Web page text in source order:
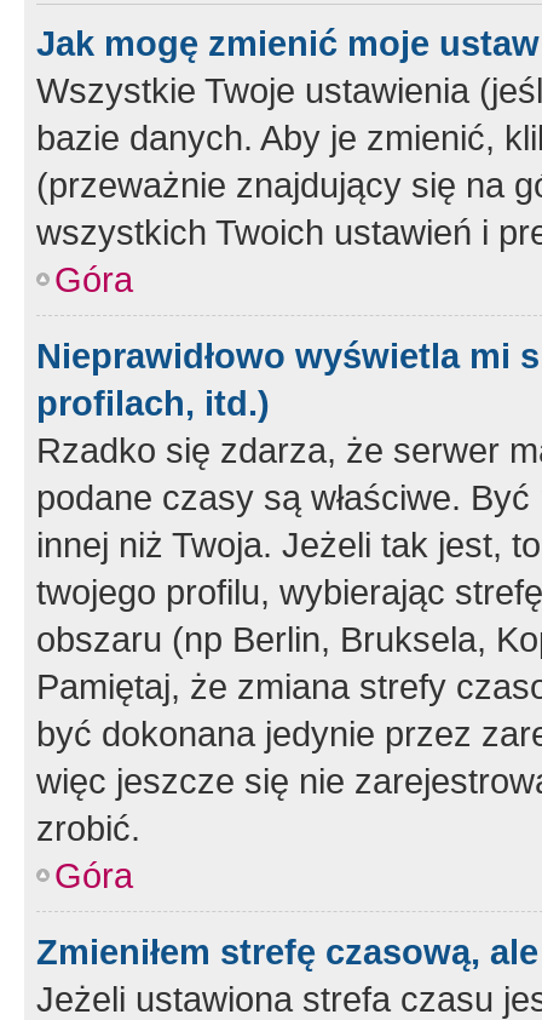
Jak mogę zmienić moje
Wszystkie Twoje ustawienia
bazie danych. Aby je zmienić,
(przeważnie znajdujący się na
wszystkich Twoich ustawień i
Góra
Nieprawidłowo wyświetla mi
profilach, itd.)
Rzadko się zdarza, że serwer
podane czasy są właściwe.
innej niż Twoja. Jeżeli tak jest,
twojego profilu, wybierając
obszaru (np Berlin, Bruksela,
Pamiętaj, że zmiana strefy
być dokonana jedynie przez
więc jeszcze się nie
zrobić.
Góra
Zmieniłem strefę czasową,
Jeżeli ustawiona strefa czasu